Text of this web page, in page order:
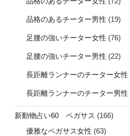
品格のあるチーター男性 (19)
足腰の強いチーター女性 (76)
足腰の強いチーター男性 (22)
長距離ランナーのチーター女性
長距離ランナーのチーター男性
新動物占い60 ペガサス (166)
優雅なペガサス女性 (63)